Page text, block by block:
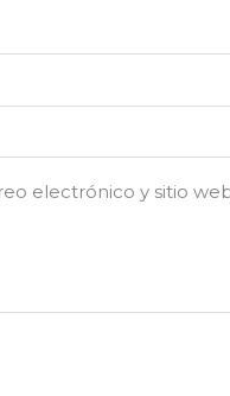
electrónico y sitio